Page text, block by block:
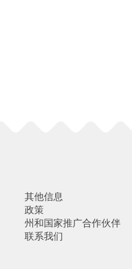
其他信息
政策
州和国家推广合作伙伴
联系我们